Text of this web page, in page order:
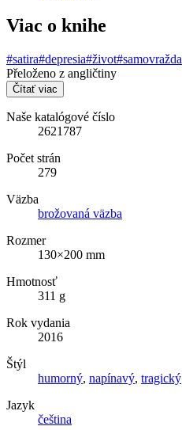
Viac o knihe
#satira#depresia#život#samovražda
Přeloženo z angličtiny
Čítať viac
Naše katalógové číslo
2621787
Počet strán
279
Väzba
brožovaná väzba
Rozmer
130×200 mm
Hmotnosť
311 g
Rok vydania
2016
Štýl
humorný, napínavý, tragický
Jazyk
čeština